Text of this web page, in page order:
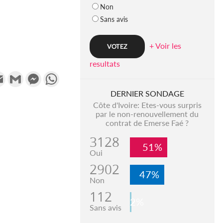
Email Gmail Messenger
Non
Sans avis
+ Voir les
resultats
DERNIER SONDAGE
Côte d'Ivoire: Etes-vous surpris
par le non-renouvellement du
contrat de Emerse Faé ?
3128
Oui 51%
2902
Non 47%
112
Sans avis 2%